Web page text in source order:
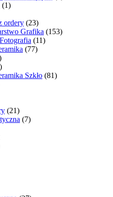
(1)
ordery (23)
Grafika (153)
(11)
(77)
Szkło (81)
(21)
(7)